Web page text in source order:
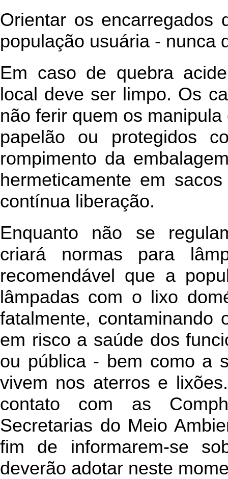
Orientar os encarregados
população usuária - nunca
Em caso de quebra
local deve ser limpo. Os
não ferir quem os
papelão ou protegidos
rompimento da
hermeticamente em
contínua liberação.
Enquanto não se
criará normas para
recomendável que a
lâmpadas com o lixo
fatalmente, contaminando
em risco a saúde dos
ou pública - bem como a
vivem nos aterros e
contato com as
Secretarias do Meio
fim de informarem-se
deverão adotar neste